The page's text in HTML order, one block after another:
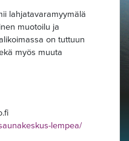
lahjatavaramyymälä
muotoilu ja
on tuttuun
myös muuta
lempea/